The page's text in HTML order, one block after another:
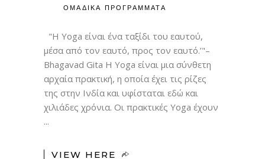
ΟΜΑΔΙΚΑ ΠΡΟΓΡΑΜΜΑΤΑ
"Η Υοga είναι ένα ταξίδι του εαυτού,
μέσα από τον εαυτό, προς τον εαυτό.’"–
Bhagavad Gita Η Yoga είναι μια σύνθετη
αρχαία πρακτική, η οποία έχει τις ρίζες
της στην Ινδία και υφίσταται εδώ και
χιλιάδες χρόνια. Οι πρακτικές Yoga έχουν
VIEW HERE